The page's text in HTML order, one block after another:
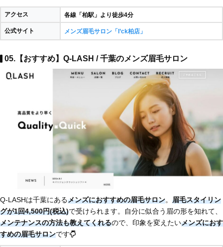
アクセス 各線「柏駅」より徒歩4分
公式サイト メンズ眉毛サロン「I’ck柏店」
05.【おすすめ】Q-LASH / 千葉のメンズ眉毛サロン
Q-LASHは千葉にあるメンズにおすすめの眉毛サロン。 眉毛スタイリン
グが1回4,500円(税込)で受けられます。自分に似合う眉の形を知れて、
メンテナンスの方法も教えてくれるので、印象を変えたいメンズにおす
すめの眉毛サロンです